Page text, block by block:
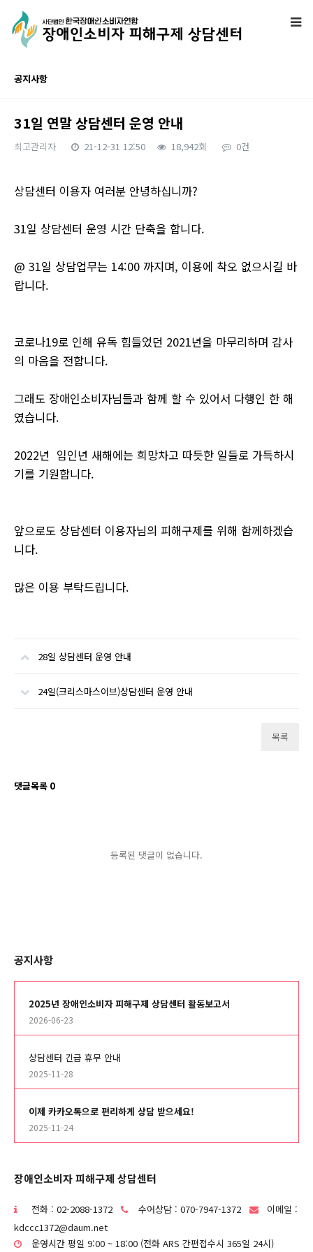
공지사항
31일 연말 상담센터 운영 안내
최고관리자 21-12-31 12:50 18,942회 0건
상담센터 이용자 여러분 안녕하십니까?
31일 상담센터 운영 시간 단축을 합니다.
@ 31일 상담업무는 14:00 까지며, 이용에 착오 없으시길 바
랍니다.
코로나19로 인해 유독 힘들었던 2021년을 마무리하며 감사
의 마음을 전합니다.
그래도 장애인소비자님들과 함께 할 수 있어서 다행인 한 해
였습니다.
2022년 임인년 새해에는 희망차고 따듯한 일들로 가득하시
기를 기원합니다.
앞으로도 상담센터 이용자님의 피해구제를 위해 함께하겠습
니다.
많은 이용 부탁드립니다.
28일 상담센터 운영 안내
24일(크리스마스이브)상담센터 운영 안내
목록
댓글목록 0
등록된 댓글이 없습니다.
공지사항
2025년 장애인소비자 피해구제 상담센터 활동보고서
2026-06-23
상담센터 긴급 휴무 안내
2025-11-28
이제 카카오톡으로 편리하게 상담 받으세요!
2025-11-24
장애인소비자 피해구제 상담센터
전화 : 02-2088-1372 수어상담 : 070-7947-1372
이메일 :
kdccc1372@daum.net
운영시간 평일 9:00 ~ 18:00 (전화 ARS 간편접수시 365일 24시)